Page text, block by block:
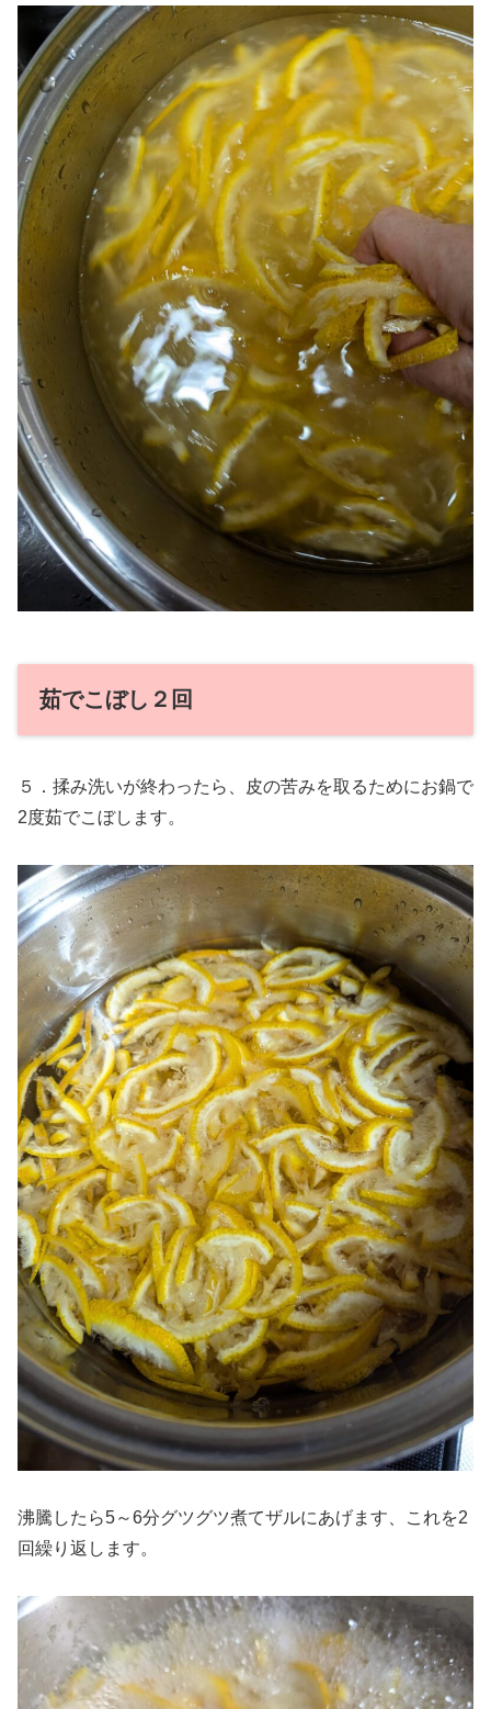
茹でこぼし２回
５．揉み洗いが終わったら、皮の苦みを取るためにお鍋で
2度茹でこぼします。
沸騰したら5～6分グツグツ煮てザルにあげます、これを2
回繰り返します。